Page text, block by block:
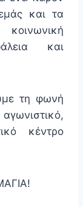
και τα
και
τη φωνή
κέντρο